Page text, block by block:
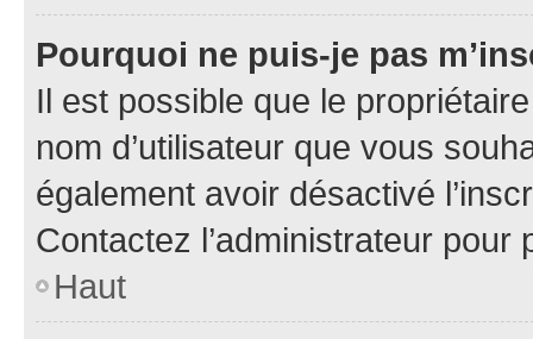
Pourquoi ne puis-je pas
Il est possible que le
nom d’utilisateur que vous
également avoir désactivé
Contactez l’administrateur
Haut